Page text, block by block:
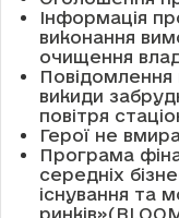
Інформація
виконання
очищення
Повідомлення
викиди
повітря
Герої не
Програма
середніх
існування та